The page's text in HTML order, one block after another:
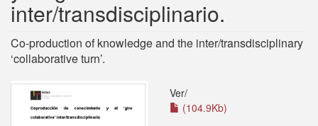
inter/transdisciplinario.
Co-production of knowledge and the inter/transdisciplinary
‘collaborative turn’.
Ver/
(104.9Kb)